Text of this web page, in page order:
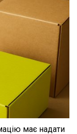
має надати